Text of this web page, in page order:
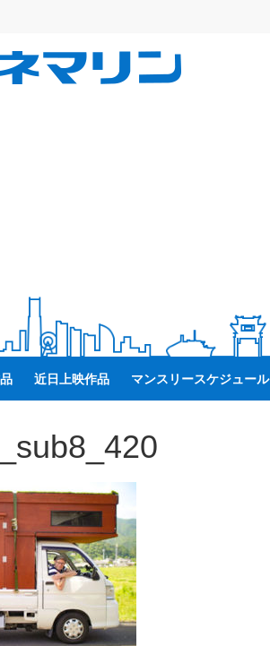
近日上映作品 マンスリースケジュール